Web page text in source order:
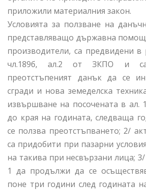
приложили материалния закон.
Условията за ползване на
представляващо държавна помощ
производители, са предвидени в
чл.189б, ал.2 от ЗКПО и
преотстъпеният данък да се
сгради и нова земеделска
извършване на посочената в ал.
до края на годината, следваща
се ползва преотстъпването; 2/
са придобити при пазарни
на такива при несвързани лица;
1 да продължи да се
поне три години след годината